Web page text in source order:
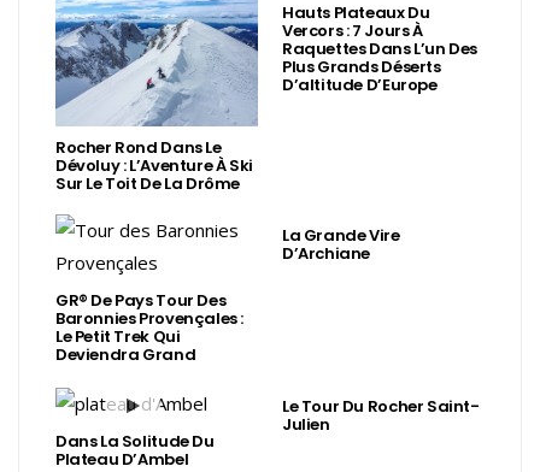
Rocher Rond Dans Le
Dévoluy : L’Aventure À Ski
Sur Le Toit De La Drôme
Hauts Plateaux Du
Vercors : 7 Jours À
Raquettes Dans L’un Des
Plus Grands Déserts
D’altitude D’Europe
GR® De Pays Tour Des
Baronnies Provençales :
Le Petit Trek Qui
Deviendra Grand
La Grande Vire
D’Archiane
Dans La Solitude Du
Plateau D’Ambel
Le Tour Du Rocher Saint-
Julien